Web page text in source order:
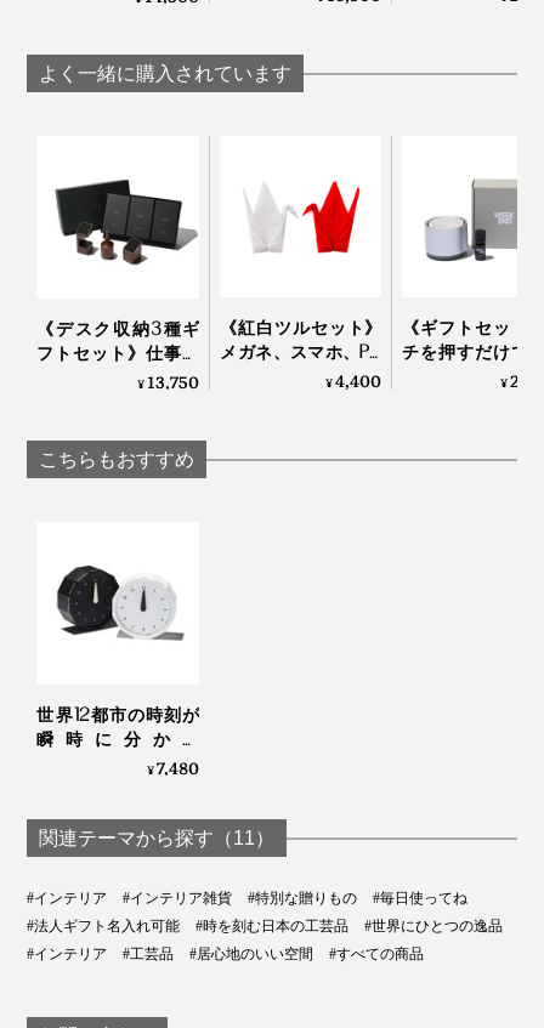
写真は、本品の「YAGASURI（矢絣）」
てお使いください。
置き時計として使う場合は、裏面下部の穴に、付属の補
助脚を矢印に沿って装着すると、安定して置けます。
写真は「HAMON（波紋）」
人、会社や長年の取引先といった、大切な人たちへの贈
り物に、選ばれ続けています。
大切な人への贈り物にふさわしい『NENRIN CLOCK』は、すべて写真のギフトボ
ックス入りです。写真は、本品の「YAGASURI（矢絣）」
まざまです。切ってみると、例えば、真ん中の芯材は、
赤みがかったものから、茶色、黒っぽいものまであった
り、色もサイズもバラバラ。
でも、それは1本1本すべてが、それぞれの一生を生き抜
いてきた証で、私たち一人ひとりの人生と同じなので、
大事にしたい。
だから、それぞれの杉の個性を活かすために、ひとつの
います」（實松さん）
テリアとして、目も心も楽しめる時計です。
それから、もう一つ、お気に入りポイントは「香り」。
時計を手にすると、木のよい香りがフワッと漂うので、
ぜひこの香りも楽しんでください。
計」｜NENRIN
CLOCK
計」｜NENRIN
CLOCK
よく一緒に購入されています
《デスク収納3種ギ
フトセット》仕事の
道具を整理整頓！木
｜M.SCOOP
¥13,750
《紅白ツルセット》
メガネ、スマホ、PC
画面をピカピカにす
¥4,400
《ギフトセット
チを押すだけで
かにスイッチ
¥
こちらもおすすめ
世界12都市の時刻が
瞬時に分かる
「World Clock」|
¥7,480
関連テーマから探す（11）
#インテリア #インテリア雑貨 #特別な贈りもの
#毎日使ってね
#法人ギフト名入れ可能
#時を刻む日本の工芸品
#世界にひとつの逸品
#インテリア
#工芸品 #居心地のいい空間 #すべての商品